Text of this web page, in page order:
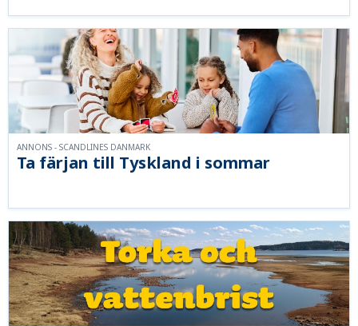
Ta färjan till Tyskland i sommar
ANNONS - SCANDLINES DANMARK